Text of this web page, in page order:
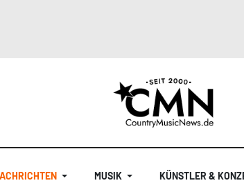
MUSIK KÜNSTLER &